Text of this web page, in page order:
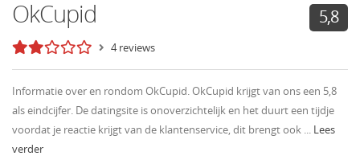
OkCupid 5,8
4 reviews
Informatie over en rondom OkCupid. OkCupid krijgt van ons een 5,8
als eindcijfer. De datingsite is onoverzichtelijk en het duurt een tijdje
voordat je reactie krijgt van de klantenservice, dit brengt ook ... Lees
verder